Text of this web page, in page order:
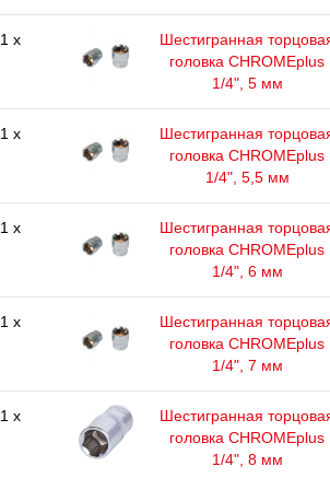
1 x
Шестигранная
головка CHROMEplus
1/4", 5 мм
1 x
Шестигранная
головка CHROMEplus
1/4", 5,5 мм
1 x
Шестигранная
головка CHROMEplus
1/4", 6 мм
1 x
Шестигранная
головка CHROMEplus
1/4", 7 мм
1 x
Шестигранная
головка CHROMEplus
1/4", 8 мм